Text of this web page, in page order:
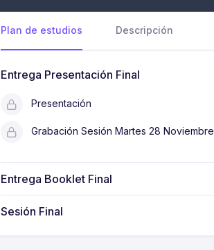
Plan de estudios Descripción
Entrega Presentación Final
Presentación
Grabación Sesión Martes 28 Noviembre
Entrega Booklet Final
Sesión Final